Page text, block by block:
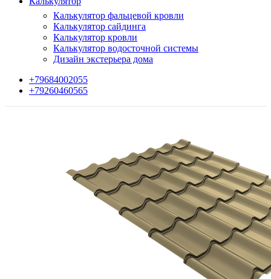
Калькулятор фальцевой кровли
Калькулятор сайдинга
Калькулятор кровли
Калькулятор водосточной системы
Дизайн экстерьера дома
+79684002055
+79260460565